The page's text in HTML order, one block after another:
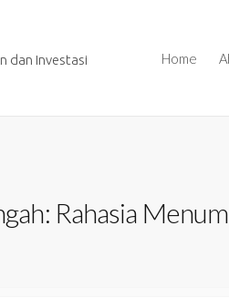
dan Investasi Home
Rahasia